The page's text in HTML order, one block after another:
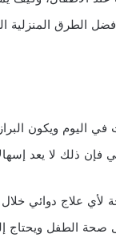
الطرق المنزلية
اليوم ويكون
ذلك لا يعد
علاج دوائي خلال
صحة الطفل